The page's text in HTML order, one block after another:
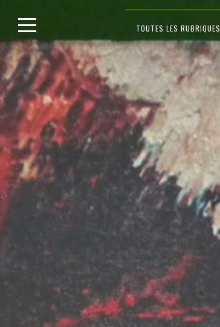
content
TOUTES LES RUBRIQUES